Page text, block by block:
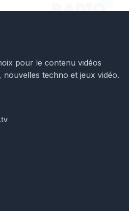
pour le contenu vidéos
nouvelles techno et jeux vidéo.